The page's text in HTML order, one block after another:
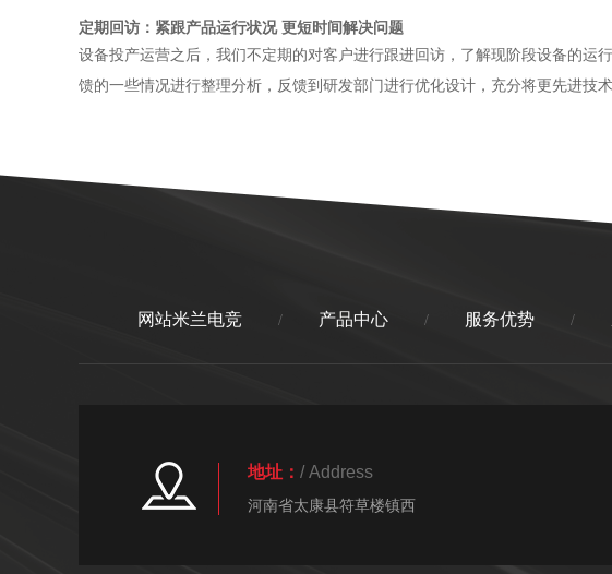
定期回访：紧跟产品运行状况 更短时间解决问题
设备投产运营之后，我们不定期的对客户进行跟进回访，了解现阶段设备的
馈的一些情况进行整理分析，反馈到研发部门进行优化设计，充分将更先进技
网站米兰电竞 / 产品中心 / 服务优势 /
地址： / Address
河南省太康县符草楼镇西